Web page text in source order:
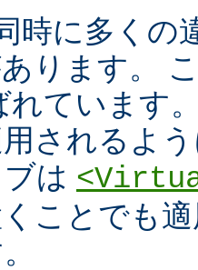
時に多くの
ります。
れています
用されるよ
は
ことでも